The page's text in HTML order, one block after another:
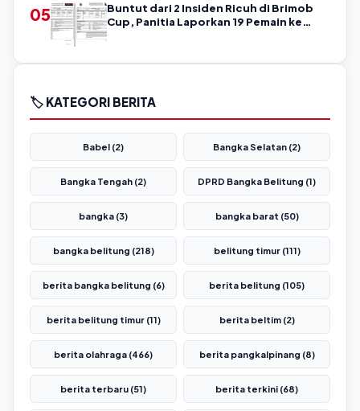
05
Buntut dari 2 Insiden Ricuh di Brimob
Cup, Panitia Laporkan 19 Pemain ke
🏷️ KATEGORI BERITA
Babel (2) Bangka Selatan (2)
Bangka Tengah (2) DPRD Bangka Belitung (1)
bangka (3) bangka barat (50)
bangka belitung (218) belitung timur (111)
berita bangka belitung (6) berita belitung (105)
berita belitung timur (11) berita beltim (2)
berita olahraga (466) berita pangkalpinang (8)
berita terbaru (51) berita terkini (68)